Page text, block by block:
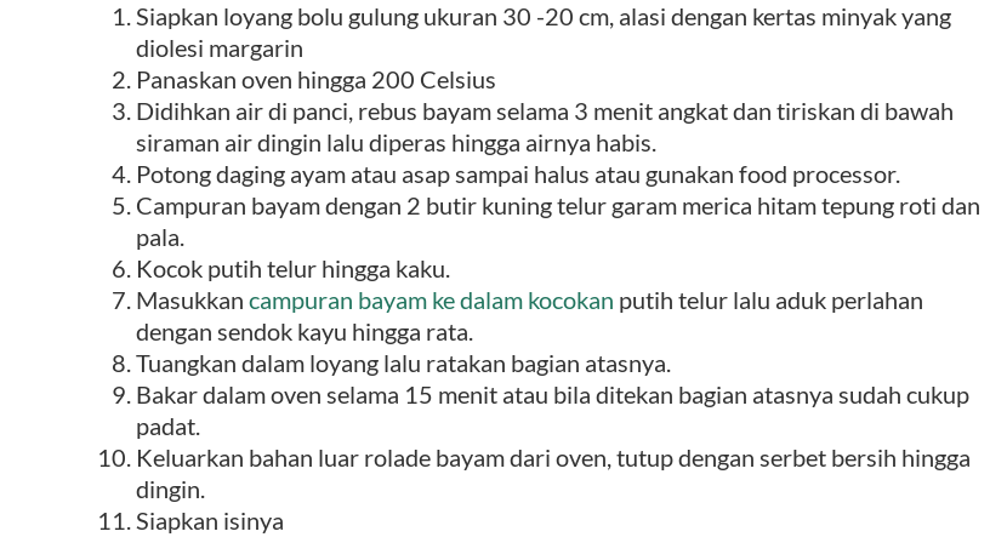
Siapkan loyang bolu gulung ukuran 30 -20 cm, alasi dengan kertas minyak yang
diolesi margarin
Panaskan oven hingga 200 Celsius
Didihkan air di panci, rebus bayam selama 3 menit angkat dan tiriskan di bawah
siraman air dingin lalu diperas hingga airnya habis.
Potong daging ayam atau asap sampai halus atau gunakan food processor.
Campuran bayam dengan 2 butir kuning telur garam merica hitam tepung roti dan
pala.
Kocok putih telur hingga kaku.
Masukkan campuran bayam ke dalam kocokan putih telur lalu aduk perlahan
dengan sendok kayu hingga rata.
Tuangkan dalam loyang lalu ratakan bagian atasnya.
Bakar dalam oven selama 15 menit atau bila ditekan bagian atasnya sudah cukup
padat.
Keluarkan bahan luar rolade bayam dari oven, tutup dengan serbet bersih hingga
dingin.
Siapkan isinya